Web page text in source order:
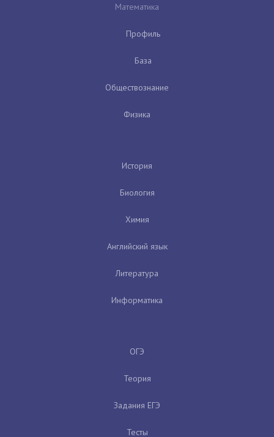
Математика
Профиль
База
Обществознание
Физика
История
Биология
Химия
Английский язык
Литература
Информатика
ОГЭ
Теория
Задания ЕГЭ
Тесты